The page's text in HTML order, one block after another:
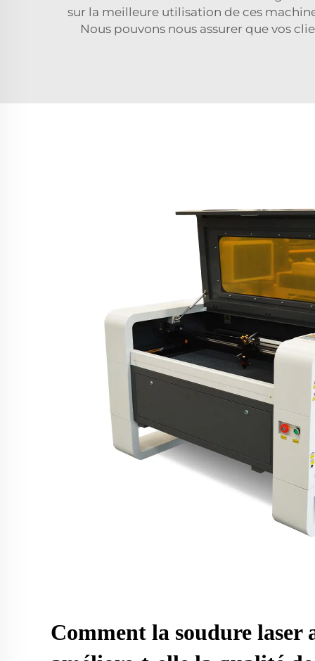
sur la meilleure utilisation de ces
Nous pouvons nous assurer que vos
Comment la soudure laser